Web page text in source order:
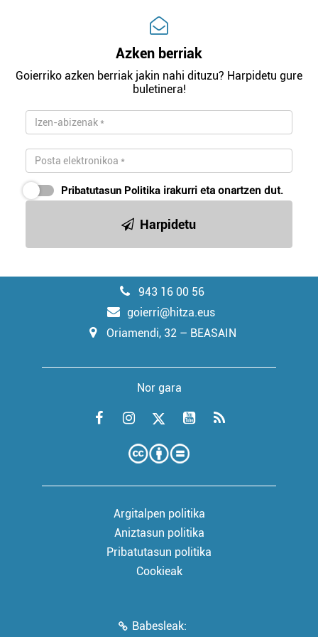
Azken berriak
Goierriko azken berriak jakin nahi dituzu? Harpidetu gure
buletinera!
Pribatutasun Politika irakurri eta onartzen dut.
Harpidetu
943 16 00 56
goierri@hitza.eus
Oriamendi, 32 – BEASAIN
Nor gara
Argitalpen politika
Aniztasun politika
Pribatutasun politika
Cookieak
Babesleak: